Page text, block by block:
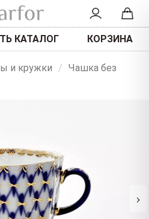
КАТАЛОГ КОРЗИНА
и кружки / Чашка без
›